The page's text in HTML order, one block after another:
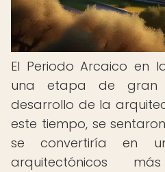
El Periodo Arcaico en
una etapa de gran
desarrollo de la
este tiempo, se
se convertiría en
arquitectónicos